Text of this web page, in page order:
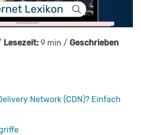
Lesezeit: 9 min / Geschrieben
Network (CDN)? Einfach